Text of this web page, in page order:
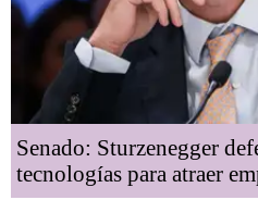
Senado: Sturzenegger
tecnologías para atraer